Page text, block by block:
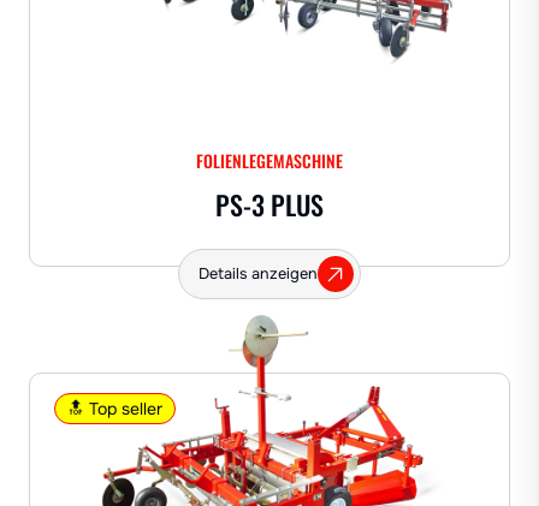
FOLIENLEGEMASCHINE
PS-3 PLUS
Details anzeigen
🔝 Top seller